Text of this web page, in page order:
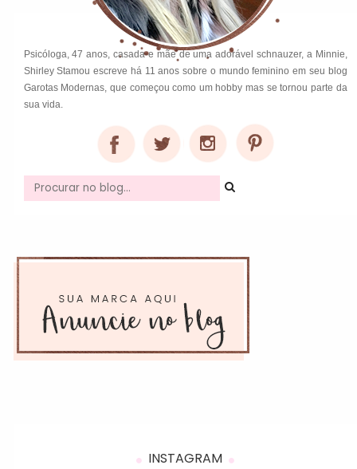
Psicóloga, 47 anos, casada e mãe de uma adorável schnauzer, a Minnie,
Shirley Stamou escreve há 11 anos sobre o mundo feminino em seu blog
Garotas Modernas, que começou como um hobby mas se tornou parte da
sua vida.
INSTAGRAM